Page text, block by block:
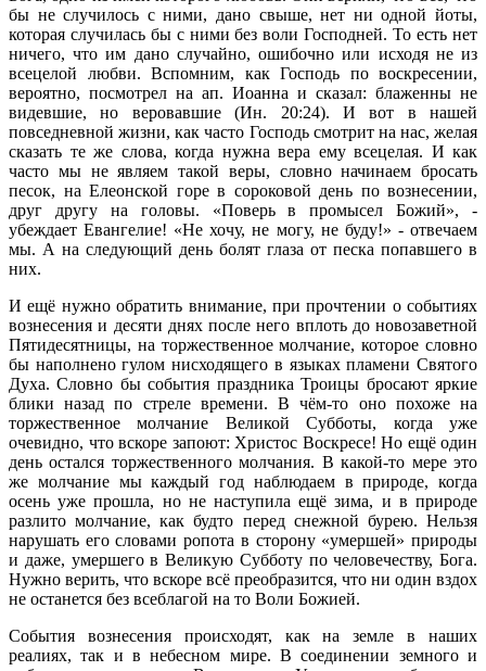
бы не случилось с ними, дано свыше, нет ни одной йоты,
которая случилась бы с ними без воли Господней. То есть нет
ничего, что им дано случайно, ошибочно или исходя не из
всецелой любви. Вспомним, как Господь по воскресении,
вероятно, посмотрел на ап. Иоанна и сказал: блаженны не
видевшие, но веровавшие (Ин. 20:24). И вот в нашей
повседневной жизни, как часто Господь смотрит на нас, желая
сказать те же слова, когда нужна вера ему всецелая. И как
часто мы не являем такой веры, словно начинаем бросать
песок, на Елеонской горе в сороковой день по вознесении,
друг другу на головы. «Поверь в промысел Божий», -
убеждает Евангелие! «Не хочу, не могу, не буду!» - отвечаем
мы. А на следующий день болят глаза от песка попавшего в
них.
И ещё нужно обратить внимание, при прочтении о событиях
вознесения и десяти днях после него вплоть до новозаветной
Пятидесятницы, на торжественное молчание, которое словно
бы наполнено гулом нисходящего в языках пламени Святого
Духа. Словно бы события праздника Троицы бросают яркие
блики назад по стреле времени. В чём-то оно похоже на
торжественное молчание Великой Субботы, когда уже
очевидно, что вскоре запоют: Христос Воскресе! Но ещё один
день остался торжественного молчания. В какой-то мере это
же молчание мы каждый год наблюдаем в природе, когда
осень уже прошла, но не наступила ещё зима, и в природе
разлито молчание, как будто перед снежной бурею. Нельзя
нарушать его словами ропота в сторону «умершей» природы
и даже, умершего в Великую Субботу по человечеству, Бога.
Нужно верить, что вскоре всё преобразится, что ни один вздох
не останется без всеблагой на то Воли Божией.
События вознесения происходят, как на земле в наших
реалиях, так и в небесном мире. В соединении земного и